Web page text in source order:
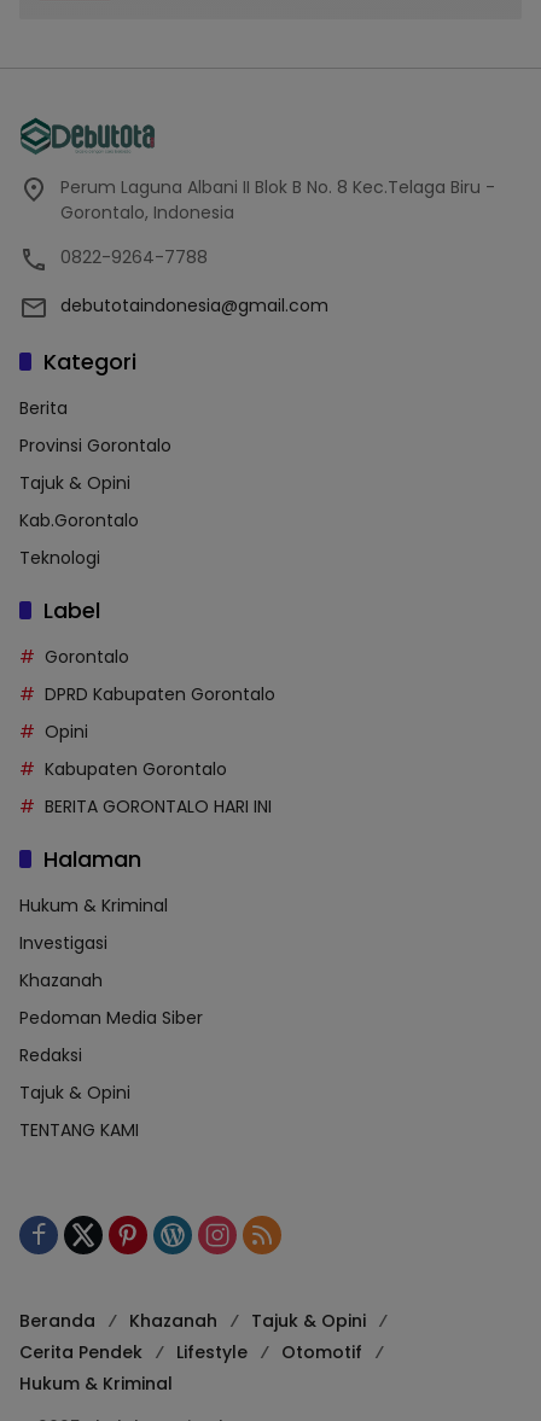
Perum Laguna Albani II Blok B No. 8 Kec.Telaga Biru -
Gorontalo, Indonesia
0822-9264-7788
debutotaindonesia@gmail.com
Kategori
Berita
Provinsi Gorontalo
Tajuk & Opini
Kab.Gorontalo
Teknologi
Label
Gorontalo
DPRD Kabupaten Gorontalo
Opini
Kabupaten Gorontalo
BERITA GORONTALO HARI INI
Halaman
Hukum & Kriminal
Investigasi
Khazanah
Pedoman Media Siber
Redaksi
Tajuk & Opini
TENTANG KAMI
Beranda Khazanah
Tajuk & Opini
Cerita Pendek
Lifestyle
Otomotif
Hukum & Kriminal